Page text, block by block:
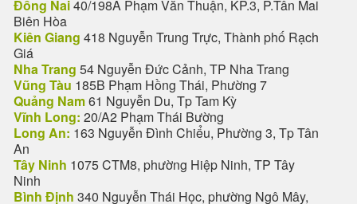
Đồng Nai40/198A Phạm Văn Thuận, KP.3, P.Tân Mai
Biên Hòa
Kiên Giang 418 Nguyễn Trung Trực, Thành phố Rạch
Giá
Nha Trang 54 Nguyễn Đức Cảnh, TP Nha Trang
Vũng Tàu 185B Phạm Hồng Thái, Phường 7
Quảng Nam61 Nguyễn Du, Tp Tam Kỳ
Vĩnh Long: 20/A2 Phạm Thái Bường
Long An: 163 Nguyễn Đình Chiểu, Phường 3, Tp Tân
An
Tây Ninh 1075 CTM8, phường Hiệp Ninh, TP Tây
Ninh
Bình Định 340 Nguyễn Thái Học, phường Ngô Mây,